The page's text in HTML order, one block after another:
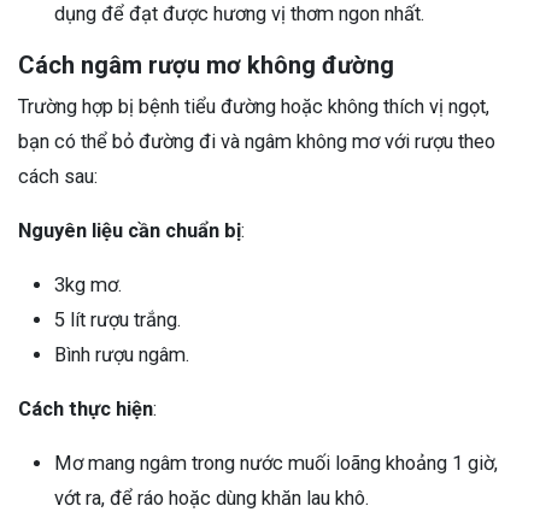
dụng để đạt được hương vị thơm ngon nhất.
Cách ngâm rượu mơ không đường
Trường hợp bị bệnh tiểu đường hoặc không thích vị ngọt,
bạn có thể bỏ đường đi và ngâm không mơ với rượu theo
cách sau:
Nguyên liệu cần chuẩn bị:
3kg mơ.
5 lít rượu trắng.
Bình rượu ngâm.
Cách thực hiện:
Mơ mang ngâm trong nước muối loãng khoảng 1 giờ,
vớt ra, để ráo hoặc dùng khăn lau khô.